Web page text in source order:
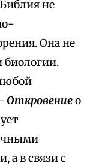
не
Она не
биологии.
Откровениео
а в связи с